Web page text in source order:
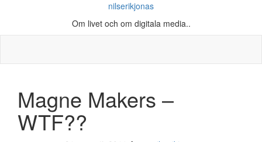
nilserikjonas
Om livet och om digitala media..
Magne Makers –
WTF??